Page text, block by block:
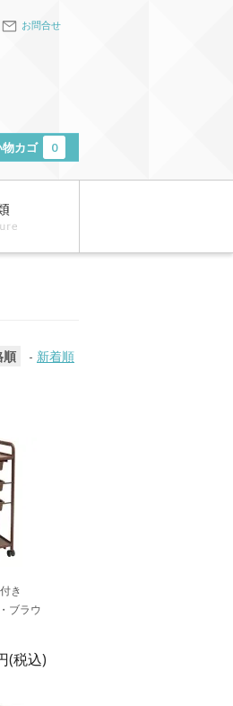
お問合せ
物カゴ 0
順 - 新着順
き
ブラウ
(税込)